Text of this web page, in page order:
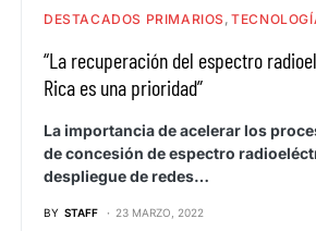
DESTACADOS PRIMARIOS
“La recuperación del espectro
Rica es una prioridad”
La importancia de acelerar los
de concesión de espectro
despliegue de redes…
BY STAFF 23 MARZO, 2022